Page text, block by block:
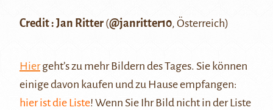
Credit : Jan Ritter (@janritter10, Österreich)
Hiergeht’s zu mehr Bildern des Tages. Sie können
einige davon kaufen und zu Hause empfangen:
hier ist die Liste! Wenn Sie Ihr Bild nicht in der Liste